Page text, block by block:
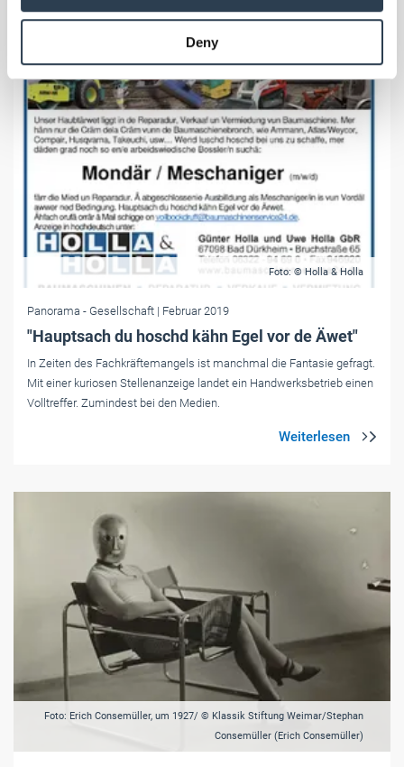
provided to them or that they’ve collected from your use
Weitere Informationen:Impressum Datenschutz
Deny
Foto: © Holla & Holla
Panorama - Gesellschaft | Februar 2019
"Hauptsach du hoschd kähn Egel vor de Äwet"
In Zeiten des Fachkräftemangels ist manchmal die Fantasie gefragt.
Mit einer kuriosen Stellenanzeige landet ein Handwerksbetrieb einen
Volltreffer. Zumindest bei den Medien.
Foto: Erich Consemüller, um 1927/ © Klassik Stiftung Weimar/Stephan
Consemüller (Erich Consemüller)